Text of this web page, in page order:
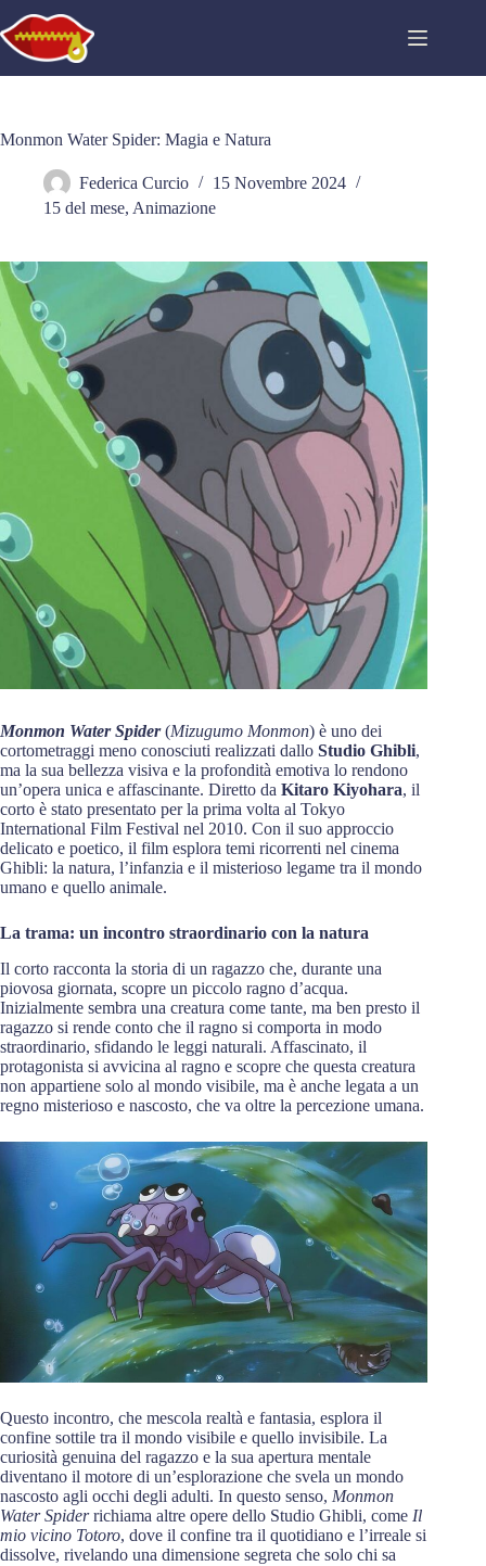
al
contenuto
Monmon Water Spider: Magia e Natura
Federica Curcio
15 Novembre 2024
15 del mese, Animazione
Monmon Water Spider(Mizugumo Monmon) è uno dei
cortometraggi meno conosciuti realizzati dallo Studio Ghibli,
ma la sua bellezza visiva e la profondità emotiva lo rendono
un’opera unica e affascinante. Diretto da Kitaro Kiyohara, il
corto è stato presentato per la prima volta al Tokyo
International Film Festival nel 2010. Con il suo approccio
delicato e poetico, il film esplora temi ricorrenti nel cinema
Ghibli: la natura, l’infanzia e il misterioso legame tra il mondo
umano e quello animale.
La trama: un incontro straordinario con la natura
Il corto racconta la storia di un ragazzo che, durante una
piovosa giornata, scopre un piccolo ragno d’acqua.
Inizialmente sembra una creatura come tante, ma ben presto il
ragazzo si rende conto che il ragno si comporta in modo
straordinario, sfidando le leggi naturali. Affascinato, il
protagonista si avvicina al ragno e scopre che questa creatura
non appartiene solo al mondo visibile, ma è anche legata a un
regno misterioso e nascosto, che va oltre la percezione umana.
Questo incontro, che mescola realtà e fantasia, esplora il
confine sottile tra il mondo visibile e quello invisibile. La
curiosità genuina del ragazzo e la sua apertura mentale
diventano il motore di un’esplorazione che svela un mondo
nascosto agli occhi degli adulti. In questo senso, Monmon
Water Spiderrichiama altre opere dello Studio Ghibli, come Il
mio vicino Totoro, dove il confine tra il quotidiano e l’irreale si
dissolve, rivelando una dimensione segreta che solo chi sa